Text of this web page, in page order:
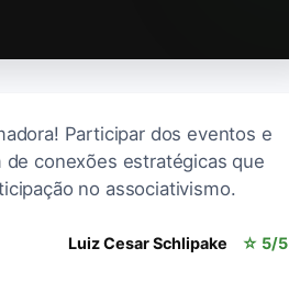
Participar dos eventos e
conexões estratégicas que
no associativismo.
Luiz Cesar Schlipake ☆ 5/5